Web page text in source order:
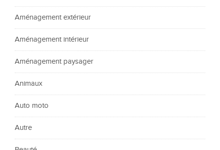
Aménagement extérieur
Aménagement intérieur
Aménagement paysager
Animaux
Auto moto
Autre